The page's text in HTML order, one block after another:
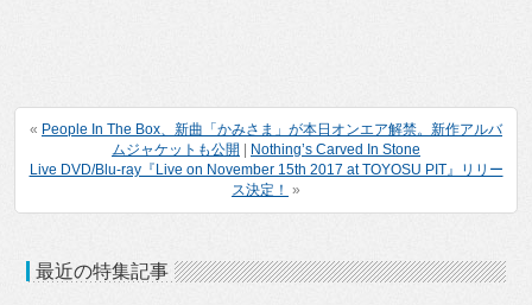
« People In The Box、新曲「かみさま」が本日オンエア解禁。新作アルバ
ムジャケットも公開
Nothing’s Carved In Stone
Live DVD/Blu-ray『Live on November 15th 2017 at TOYOSU PIT』リリー
ス決定！ »
最近の特集記事